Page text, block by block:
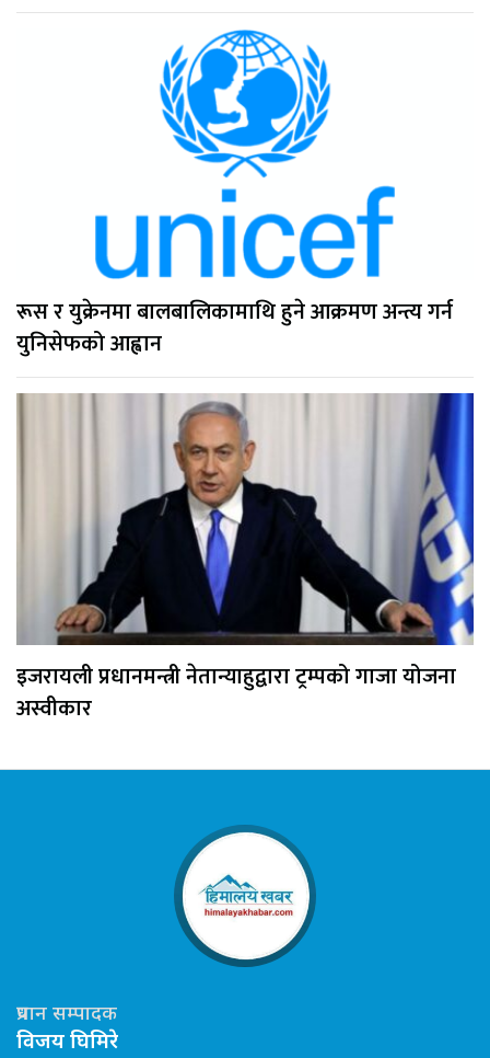
रूस र युक्रेनमा बालबालिकामाथि हुने आक्रमण अन्त्य गर्न
युनिसेफको आह्वान
इजरायली प्रधानमन्त्री नेतान्याहुद्वारा ट्रम्पको गाजा योजना
अस्वीकार
प्रधान सम्पादक
विजय घिमिरे